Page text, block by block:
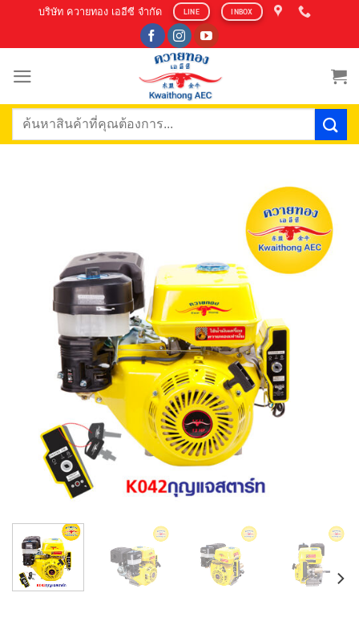
content
บริษัท ควายทอง เออีซี จำกัด LINE INBOX
ค้นหา: